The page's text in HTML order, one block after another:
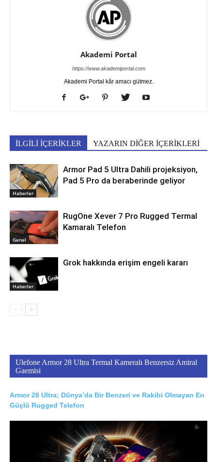
Akademi Portal
https://www.akademiportal.com
Akademi Portal kâr amacı gütmez.
İLGİLİ İÇERİKLER YAZARIN DİĞER İÇERİKLERİ
Haberler
Armor Pad 5 Ultra Dahili projeksiyon,
Pad 5 Pro da beraberinde geliyor
Genel
RugOne Xever 7 Pro Rugged Termal
Kamaralı Telefon
Haberler
Grok hakkında erişim engeli kararı
Ulefone Armor 28 Ultra Termal Kameralı Benzersiz Amiral
Gaemisi
Armor 28 Ultra; Dünya’da Bir Benzeri ve Rakibi Olmayan En
Güçlü Rugged Telefon